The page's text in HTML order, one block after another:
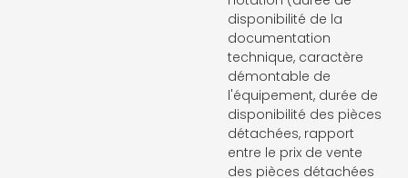
disponibilité de la
documentation
technique, caractère
démontable de
l'équipement, durée de
disponibilité des pièces
détachées, rapport
entre le prix de vente
des pièces détachées